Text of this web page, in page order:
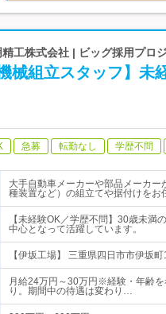
工株式会社 | ビッグ採用プロ
機械組立スタッフ】未
急募 転勤なし 学歴不問
大手自動車メーカーや部品メーカ
種装置など）の組立てや据付けをお
【未経験OK／学歴不問】30歳未
中心となって活躍しています。
【伊坂工場】 三重県四日市市伊
月給24万円～30万円※経験・年齢
り。期間中の待遇は変わり…